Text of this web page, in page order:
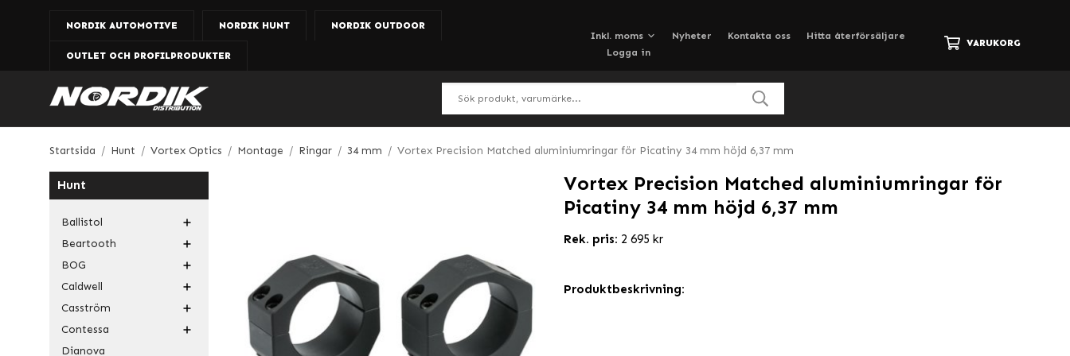
NORDIK AUTOMOTIVE NORDIK HUNT NORDIK OUTDOOR
OUTLET OCH PROFILPRODUKTER
Nyheter Kontakta oss
Hitta återförsäljare
Logga in
VARUKORG
Startsida / Hunt / Vortex Optics / Montage / Ringar / 34 mm / Vortex Precision Matched aluminiumringar för Picatiny 34 mm höjd 6,37 mm
Hunt
Ballistol
Beartooth
BOG
Caldwell
Casström
Contessa
Dianova
Vortex Precision Matched aluminiumringar för
Picatiny 34 mm höjd 6,37 mm
Rek. pris: 2 695 kr
Produktbeskrivning: